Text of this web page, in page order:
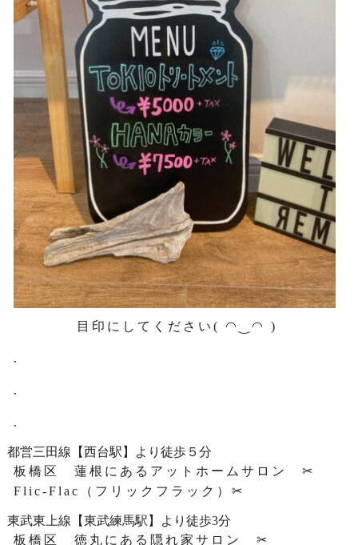
目印にしてください( ◠‿◠ )
.
.
.
都営三田線【西台駅】より徒歩５分
板橋区 蓮根にあるアットホームサロン ✂
Flic-Flac（フリックフラック）✂
東武東上線【東武練馬駅】より徒歩3分
板橋区 徳丸にある隠れ家サロン ✂